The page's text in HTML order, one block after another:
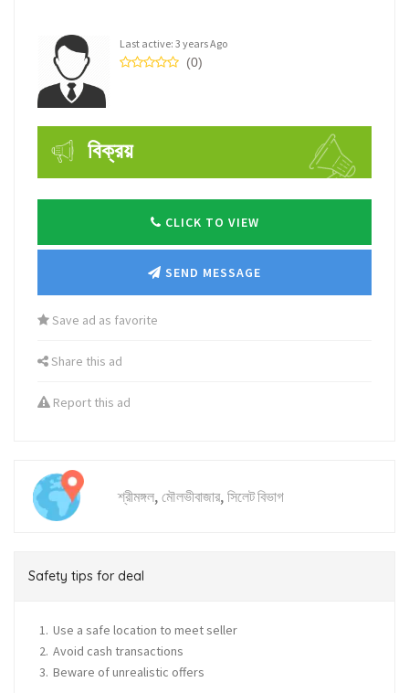
Last active: 3 years Ago
(0)
বিক্রয়
CLICK TO VIEW
SEND MESSAGE
Save ad as favorite
Share this ad
Report this ad
শ্রীমঙ্গল, মৌলভীবাজার, সিলেট বিভাগ
Safety tips for deal
Use a safe location to meet seller
Avoid cash transactions
Beware of unrealistic offers